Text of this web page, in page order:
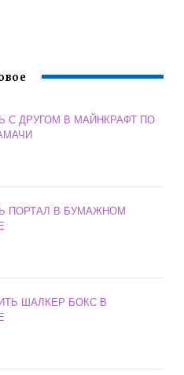
С ДРУГОМ В МАЙНКРАФТ ПО
ПОРТАЛ В БУМАЖНОМ
ШАЛКЕР БОКС В